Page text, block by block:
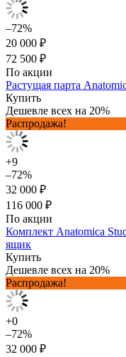
–72%
20 000 ₽
72 500 ₽
По акции
Растущая парта
Купить
Дешевле всех на 20%
Распродажа!
+9
–72%
32 000 ₽
116 000 ₽
По акции
Комплект Anatomica
ящик
Купить
Дешевле всех на 20%
Распродажа!
+0
–72%
32 000 ₽